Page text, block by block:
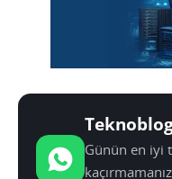
Günün en iyi